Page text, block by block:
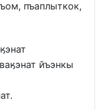
пъаплыткок,
йъэнкы